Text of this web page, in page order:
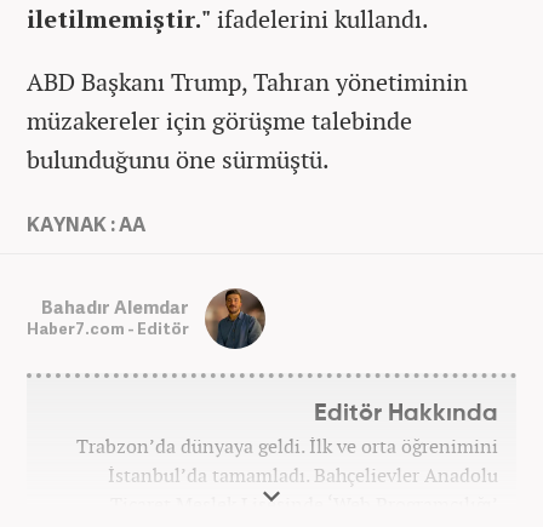
iletilmemiştir." ifadelerini kullandı.
ABD Başkanı Trump, Tahran yönetiminin
müzakereler için görüşme talebinde
bulunduğunu öne sürmüştü.
KAYNAK : AA
Bahadır Alemdar
Haber7.com - Editör
Editör Hakkında
Trabzon’da dünyaya geldi. İlk ve orta öğrenimini
İstanbul’da tamamladı. Bahçelievler Anadolu
Ticaret Meslek Lisesinde ‘Web Programcılığı’